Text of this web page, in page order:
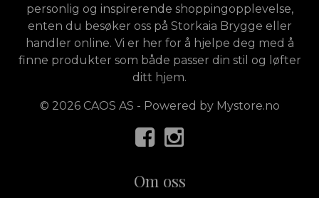
personlig og inspirerende shoppingopplevelse,
enten du besøker oss på Storkaia Brygge eller
handler online. Vi er her for å hjelpe deg med å
finne produkter som både passer din stil og løfter
ditt hjem.
© 2026 CAOS AS - Powered by Mystore.no
Om oss